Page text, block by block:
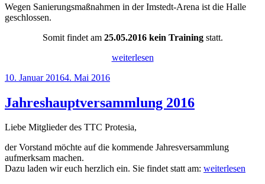
Wegen Sanierungsmaßnahmen in der Imstedt-Arena ist die Halle
geschlossen.
Somit findet am 25.05.2016 kein Trainingstatt.
„Termine
von
2007
weiterlesen
Veröffentlicht
10. Januar 20164. Mai 2016
Jahreshauptversammlung 2016
Liebe Mitglieder des TTC Protesia,
der Vorstand möchte auf die kommende Jahresversammlung
aufmerksam machen.
Dazu laden wir euch herzlich ein. Sie findet statt am: weiterlesen